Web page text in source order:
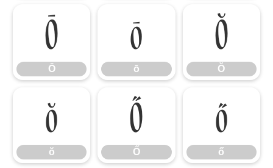
Ō
Ō
ō
ō
Ŏ
Ŏ
ŏ
ŏ
Ő
Ő
ő
ő